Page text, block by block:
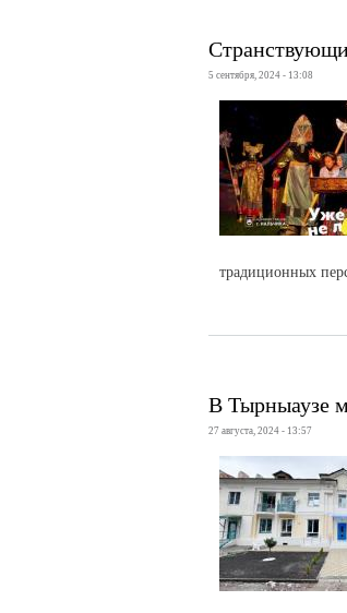
5 сентября, 2024 - 13:08
традиционных
В Тырныаузе
27 августа, 2024 - 13:57